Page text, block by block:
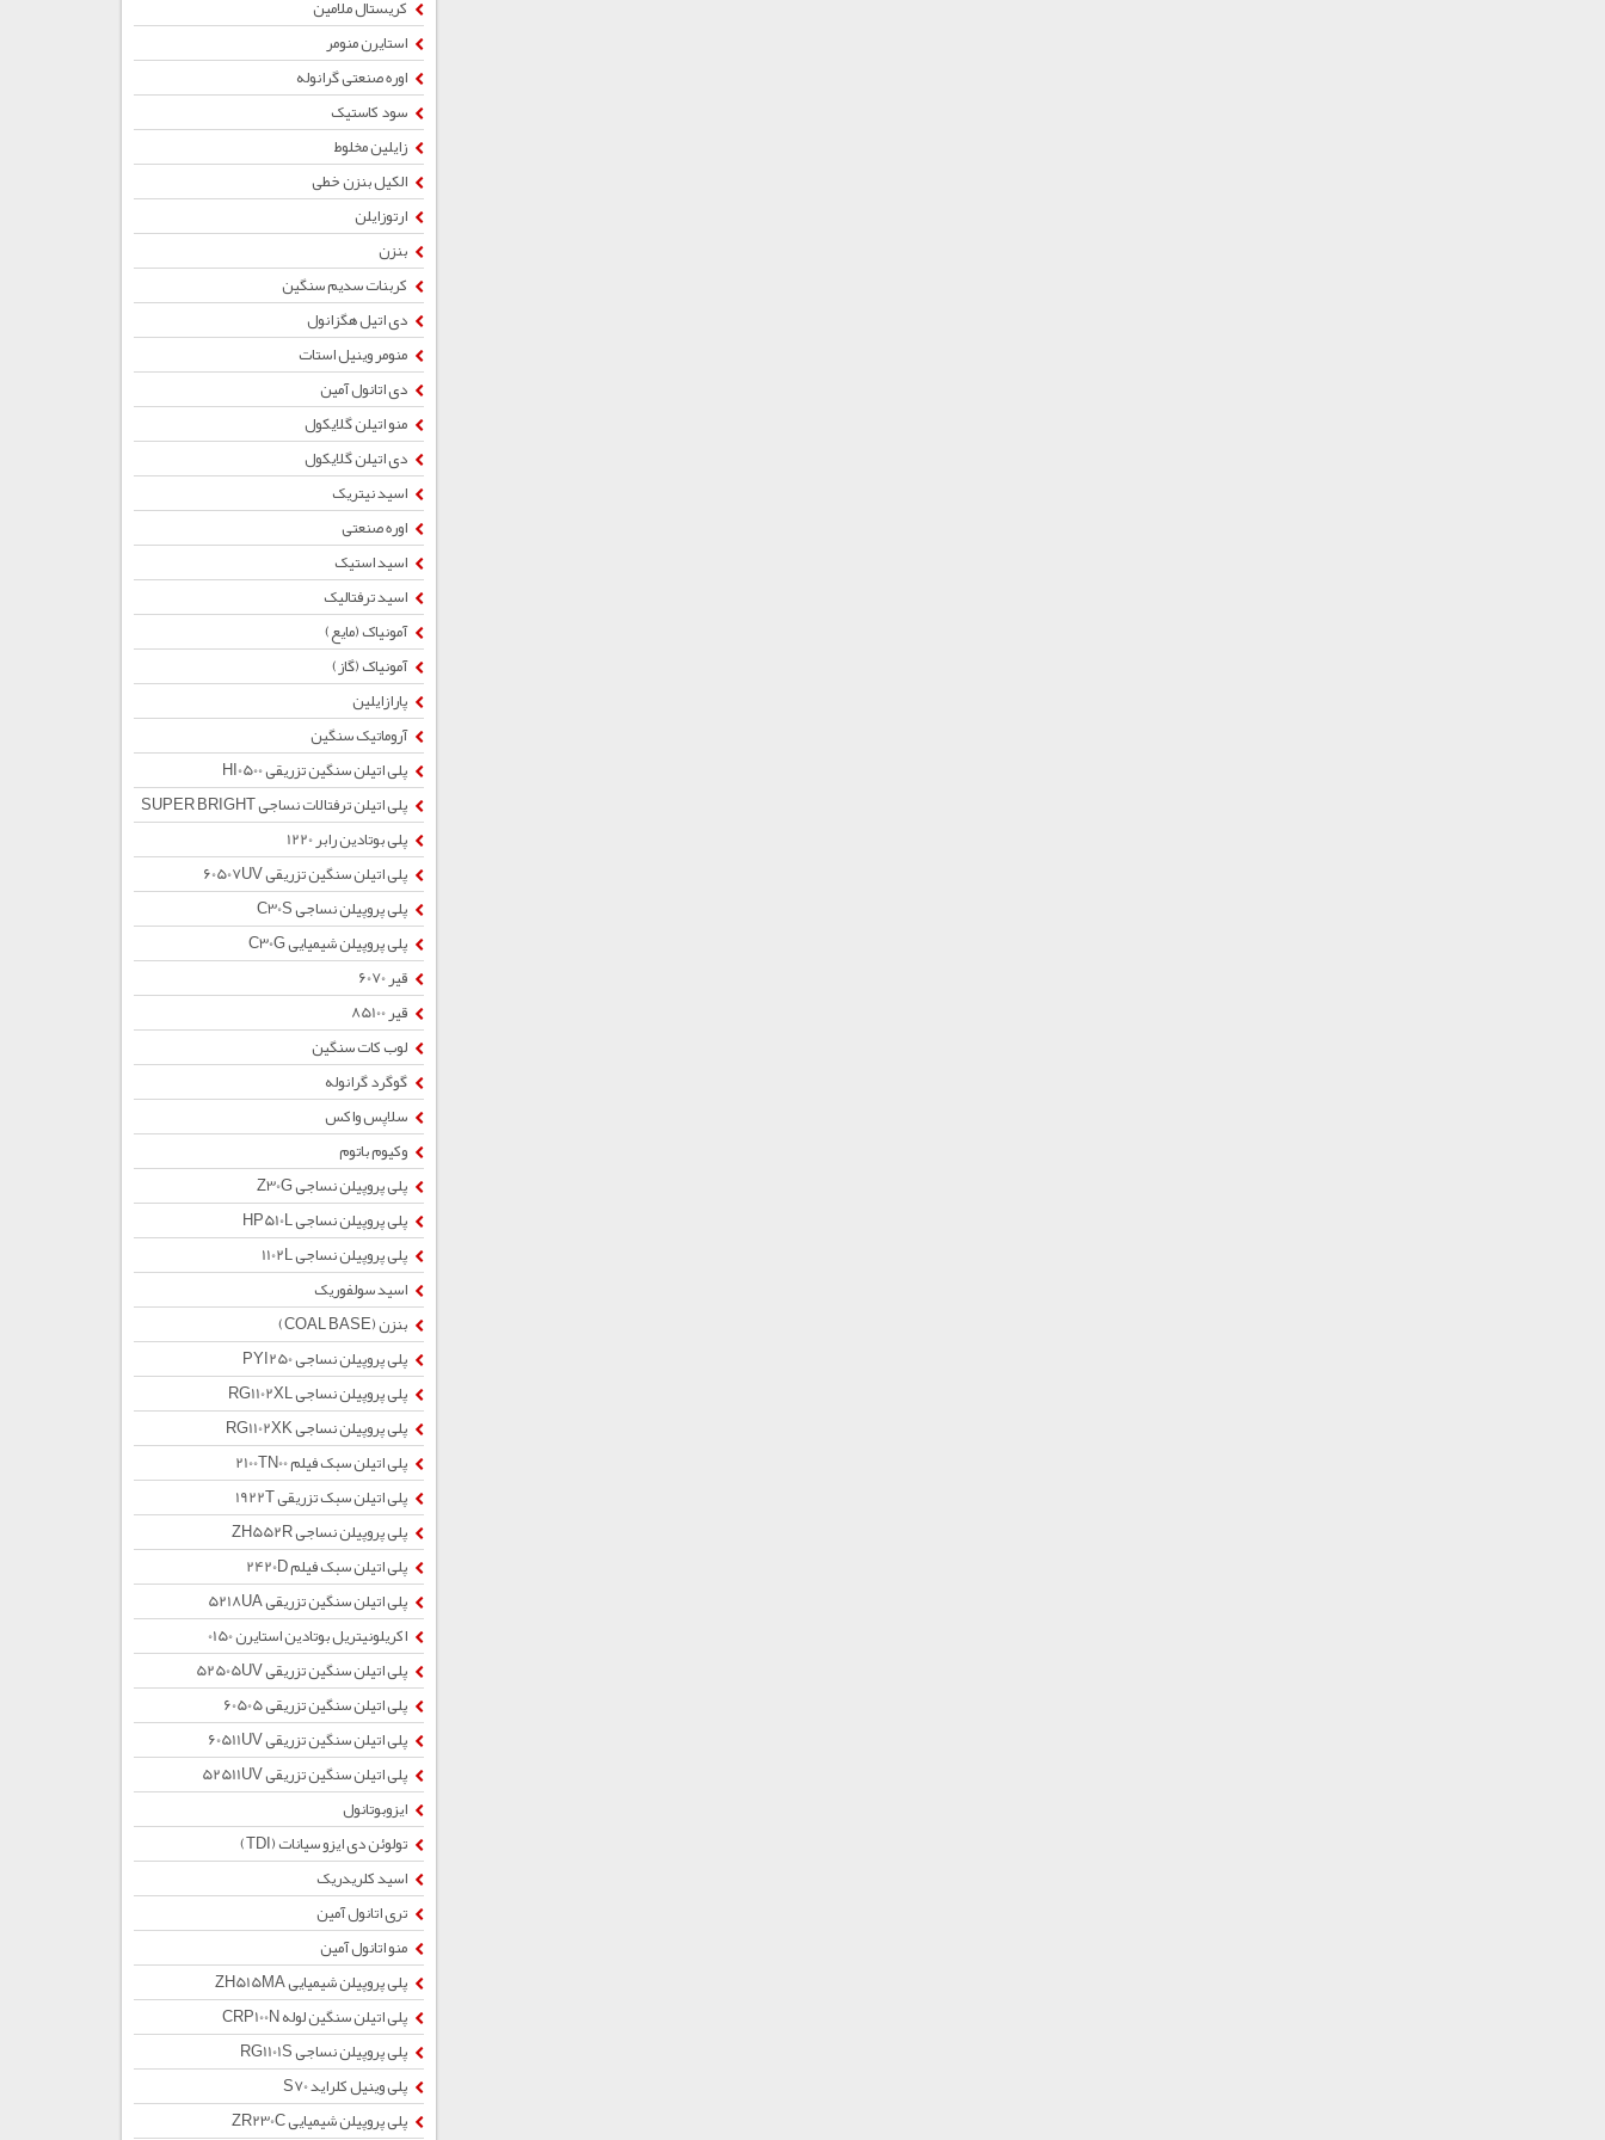
کریستال ملامین
استایرن منومر
اوره صنعتی گرانوله
سود کاستیک
زایلین مخلوط
الکیل بنزن خطی
ارتوزایلن
بنزن
کربنات سدیم سنگین
دی اتیل هگزانول
منومر وینیل استات
دی اتانول آمین
منو اتیلن گلایکول
دی اتیلن گلایکول
اسید نیتریک
اوره صنعتی
اسید استیک
اسید ترفتالیک
آمونیاک (مایع)
آمونیاک (گاز)
پارازایلین
آروماتیک سنگین
پلی اتیلن سنگین تزریقی HI0500
پلی اتیلن ترفتالات نساجی SUPER BRIGHT
پلی بوتادین رابر 1220
پلی اتیلن سنگین تزریقی 60507UV
پلی پروپیلن نساجی C30S
پلی پروپیلن شیمیایی C30G
قیر 6070
قیر 85100
لوب کات سنگین
گوگرد گرانوله
سلاپس واکس
وکیوم باتوم
پلی پروپیلن نساجی Z30G
پلی پروپیلن نساجی HP510L
پلی پروپیلن نساجی 1102L
اسید سولفوریک
بنزن (COAL BASE)
پلی پروپیلن نساجی PYI250
پلی پروپیلن نساجی RG1102XL
پلی پروپیلن نساجی RG1102XK
پلی اتیلن سبک فیلم 2100TN00
پلی اتیلن سبک تزریقی 1922T
پلی پروپیلن نساجی ZH552R
پلی اتیلن سبک فیلم 2420D
پلی اتیلن سنگین تزریقی 5218UA
اکریلونیتریل بوتادین استایرن 0150
پلی اتیلن سنگین تزریقی 52505UV
پلی اتیلن سنگین تزریقی 60505
پلی اتیلن سنگین تزریقی 60511UV
پلی اتیلن سنگین تزریقی 52511UV
ایزوبوتانول
تولوئن دی ایزو سیانات (TDI)
اسید کلریدریک
تری اتانول آمین
منو اتانول آمین
پلی پروپیلن شیمیایی ZH515MA
پلی اتیلن سنگین لوله CRP100N
پلی پروپیلن نساجی RG1101S
پلی وینیل کلراید S70
پلی پروپیلن شیمیایی ZR230C